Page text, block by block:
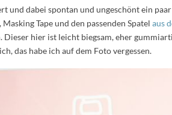
und dabei spontan und ungeschönt ein
Tape und den passenden Spatel aus
Dieser hier ist leicht biegsam, eher
das habe ich auf dem Foto vergessen.